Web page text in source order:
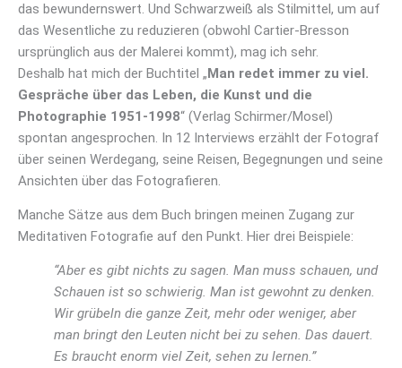
das bewundernswert. Und Schwarzweiß als Stilmittel, um auf
das Wesentliche zu reduzieren (obwohl Cartier-Bresson
ursprünglich aus der Malerei kommt), mag ich sehr.
Deshalb hat mich der Buchtitel „Man redet immer zu viel.
Gespräche über das Leben, die Kunst und die
Photographie 1951-1998“ (Verlag Schirmer/Mosel)
spontan angesprochen. In 12 Interviews erzählt der Fotograf
über seinen Werdegang, seine Reisen, Begegnungen und seine
Ansichten über das Fotografieren.
Manche Sätze aus dem Buch bringen meinen Zugang zur
Meditativen Fotografie auf den Punkt. Hier drei Beispiele:
“Aber es gibt nichts zu sagen. Man muss schauen, und
Schauen ist so schwierig. Man ist gewohnt zu denken.
Wir grübeln die ganze Zeit, mehr oder weniger, aber
man bringt den Leuten nicht bei zu sehen. Das dauert.
Es braucht enorm viel Zeit, sehen zu lernen.”